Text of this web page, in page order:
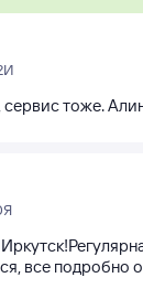
тоже.
все подробно